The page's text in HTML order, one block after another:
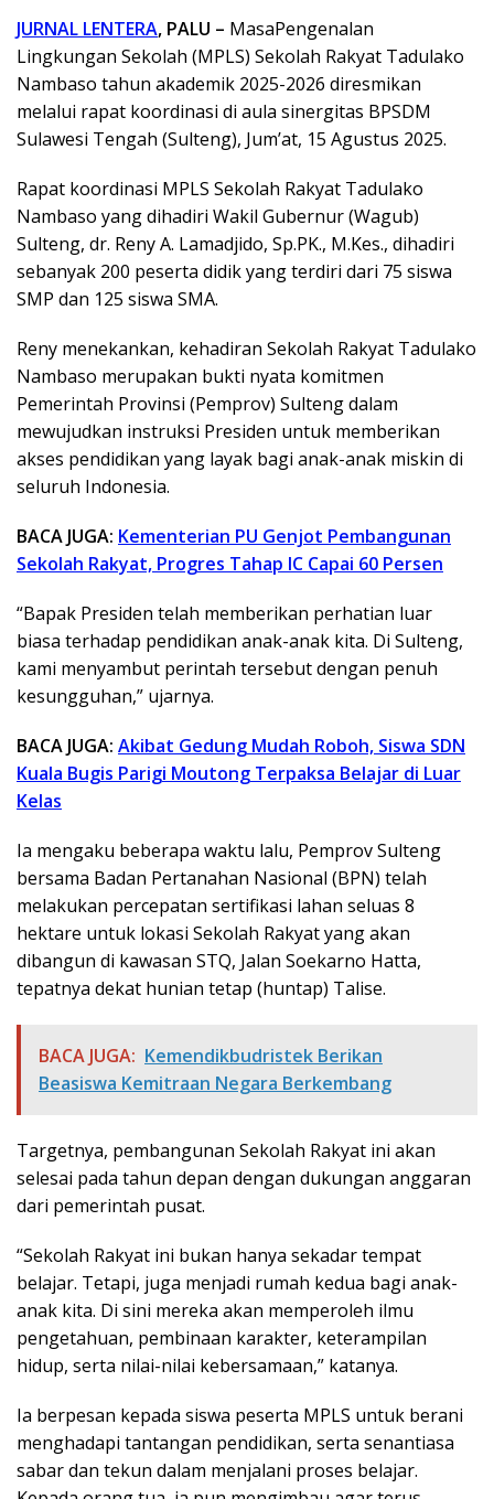
JURNAL LENTERA, PALU – MasaPengenalan
Lingkungan Sekolah (MPLS) Sekolah Rakyat Tadulako
Nambaso tahun akademik 2025-2026 diresmikan
melalui rapat koordinasi di aula sinergitas BPSDM
Sulawesi Tengah (Sulteng), Jum’at, 15 Agustus 2025.
Rapat koordinasi MPLS Sekolah Rakyat Tadulako
Nambaso yang dihadiri Wakil Gubernur (Wagub)
Sulteng, dr. Reny A. Lamadjido, Sp.PK., M.Kes., dihadiri
sebanyak 200 peserta didik yang terdiri dari 75 siswa
SMP dan 125 siswa SMA.
Reny menekankan, kehadiran Sekolah Rakyat Tadulako
Nambaso merupakan bukti nyata komitmen
Pemerintah Provinsi (Pemprov) Sulteng dalam
mewujudkan instruksi Presiden untuk memberikan
akses pendidikan yang layak bagi anak-anak miskin di
seluruh Indonesia.
BACA JUGA: Kementerian PU Genjot Pembangunan
Sekolah Rakyat, Progres Tahap IC Capai 60 Persen
“Bapak Presiden telah memberikan perhatian luar
biasa terhadap pendidikan anak-anak kita. Di Sulteng,
kami menyambut perintah tersebut dengan penuh
kesungguhan,” ujarnya.
BACA JUGA: Akibat Gedung Mudah Roboh, Siswa SDN
Kuala Bugis Parigi Moutong Terpaksa Belajar di Luar
Kelas
Ia mengaku beberapa waktu lalu, Pemprov Sulteng
bersama Badan Pertanahan Nasional (BPN) telah
melakukan percepatan sertifikasi lahan seluas 8
hektare untuk lokasi Sekolah Rakyat yang akan
dibangun di kawasan STQ, Jalan Soekarno Hatta,
tepatnya dekat hunian tetap (huntap) Talise.
BACA JUGA: Kemendikbudristek Berikan
Beasiswa Kemitraan Negara Berkembang
Targetnya, pembangunan Sekolah Rakyat ini akan
selesai pada tahun depan dengan dukungan anggaran
dari pemerintah pusat.
“Sekolah Rakyat ini bukan hanya sekadar tempat
belajar. Tetapi, juga menjadi rumah kedua bagi anak-
anak kita. Di sini mereka akan memperoleh ilmu
pengetahuan, pembinaan karakter, keterampilan
hidup, serta nilai-nilai kebersamaan,” katanya.
Ia berpesan kepada siswa peserta MPLS untuk berani
menghadapi tantangan pendidikan, serta senantiasa
sabar dan tekun dalam menjalani proses belajar.